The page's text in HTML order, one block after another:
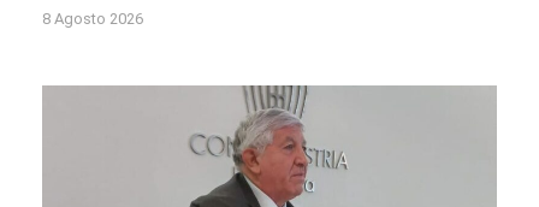
8 Agosto 2026